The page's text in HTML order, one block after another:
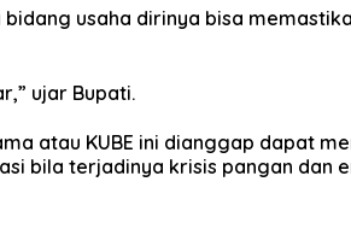
usaha dirinya bisa
ujar Bupati.
atau KUBE ini dianggap dapat
bila terjadinya krisis pangan dan